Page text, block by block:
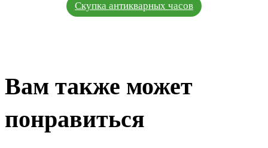
Скупка антикварных часов
Вам также может
понравиться